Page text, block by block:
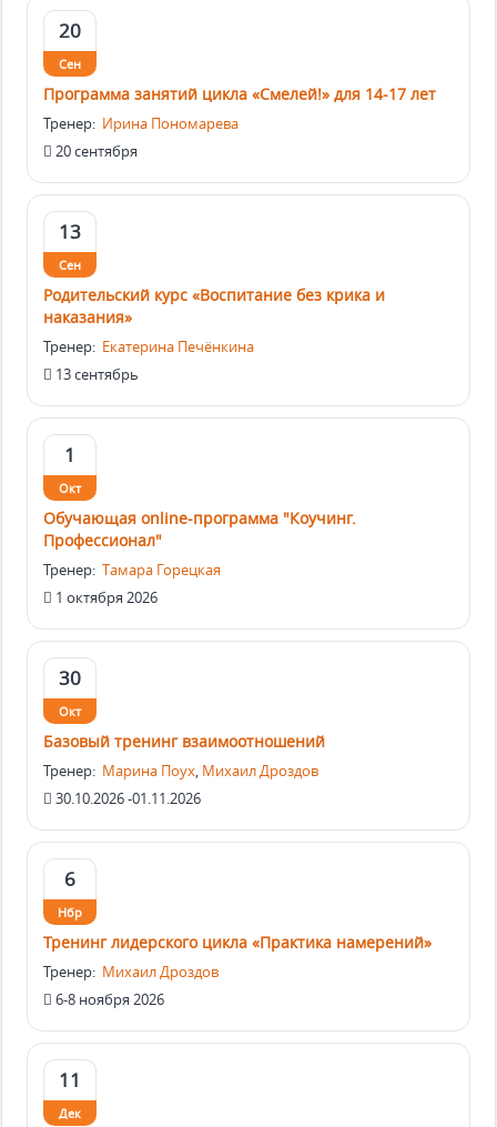
20
Сен
Программа занятий цикла «Смелей!» для 14-17 лет
Тренер: Ирина Пономарева
20 сентября
13
Сен
Родительский курс «Воспитание без крика и
наказания»
Тренер: Екатерина Печёнкина
13 сентябрь
1
Окт
Обучающая online-программа "Коучинг.
Профессионал"
Тренер: Тамара Горецкая
1 октября 2026
30
Окт
Базовый тренинг взаимоотношений
Тренер: Марина Поух, Михаил Дроздов
30.10.2026 -01.11.2026
6
Нбр
Тренинг лидерского цикла «Практика намерений»
Тренер: Михаил Дроздов
6-8 ноября 2026
11
Дек